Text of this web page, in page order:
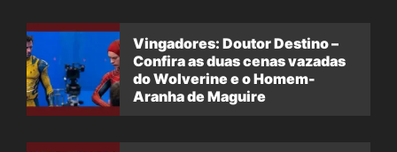
Vingadores: Doutor Destino –
Confira as duas cenas vazadas
do Wolverine e o Homem-
Aranha de Maguire